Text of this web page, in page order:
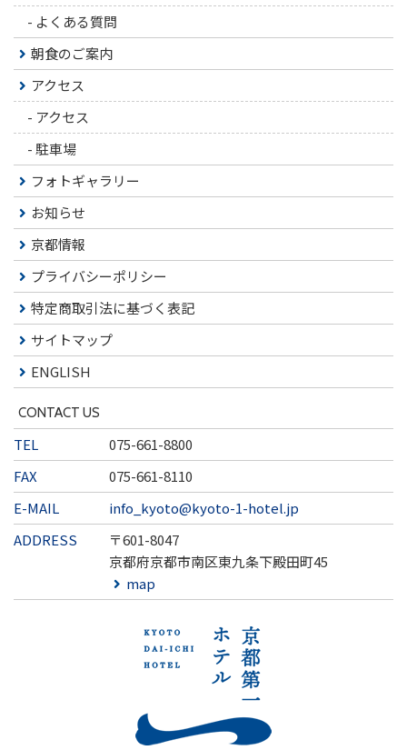
- よくある質問
朝食のご案内
アクセス
- アクセス
- 駐車場
フォトギャラリー
お知らせ
京都情報
プライバシーポリシー
特定商取引法に基づく表記
サイトマップ
ENGLISH
CONTACT US
TEL
075-661-8800
FAX
075-661-8110
E-MAIL
info_kyoto@kyoto-1-hotel.jp
ADDRESS
〒601-8047
京都府京都市南区東九条下殿田町45
map